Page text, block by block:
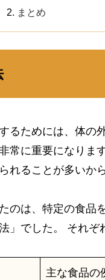
まとめ
るためには、体の
常に重要になりま
れることが多いか
のは、特定の食品
」でした。 それ
主な食品の